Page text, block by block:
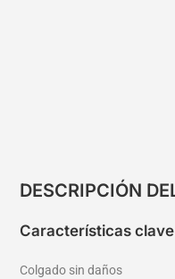
DESCRIPCIÓN
Características clave
Colgado sin daños